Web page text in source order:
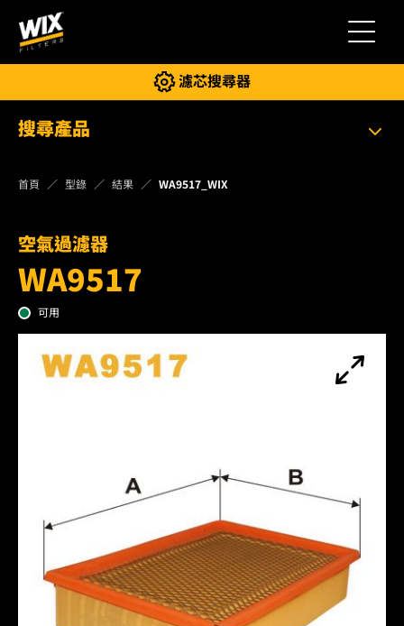
切換導航
濾芯搜尋器
搜尋產品
首頁 型錄 結果 WA9517_WIX
空氣過濾器
WA9517
可用